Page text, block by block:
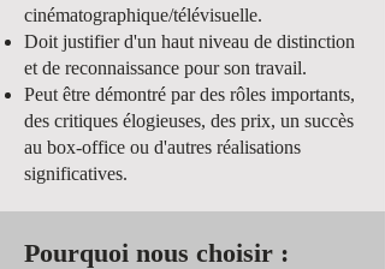
cinématographique/télévisuelle.
Doit justifier d'un haut niveau de distinction
et de reconnaissance pour son travail.
Peut être démontré par des rôles importants,
des critiques élogieuses, des prix, un succès
au box-office ou d'autres réalisations
significatives.
Pourquoi nous choisir :